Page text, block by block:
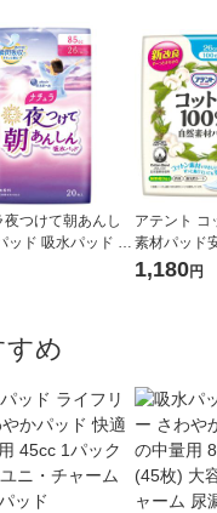
夜つけて朝あんし
ド 吸水パッド 85
アテント コ
素材パッド
6枚 100cc 1
1,180円
め